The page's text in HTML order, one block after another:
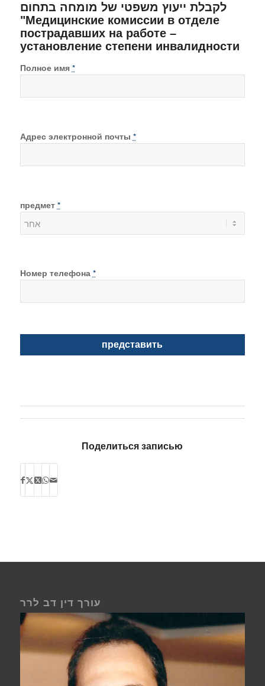
לקבלת ייעוץ משפטי של מומחה בתחום
"Медицинские комиссии в отделе
пострадавших на работе –
установление степени инвалидности
Полное имя *
Адрес электронной почты *
предмет *
Номер телефона *
Поделиться записью
עורך דין דב לרר